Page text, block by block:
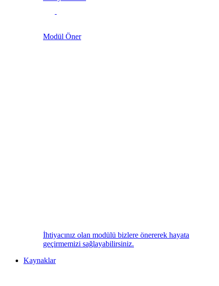
Modül Öner
İhtiyacınız olan modülü bizlere önererek hayata
geçirmemizi sağlayabilirsiniz.
Kaynaklar